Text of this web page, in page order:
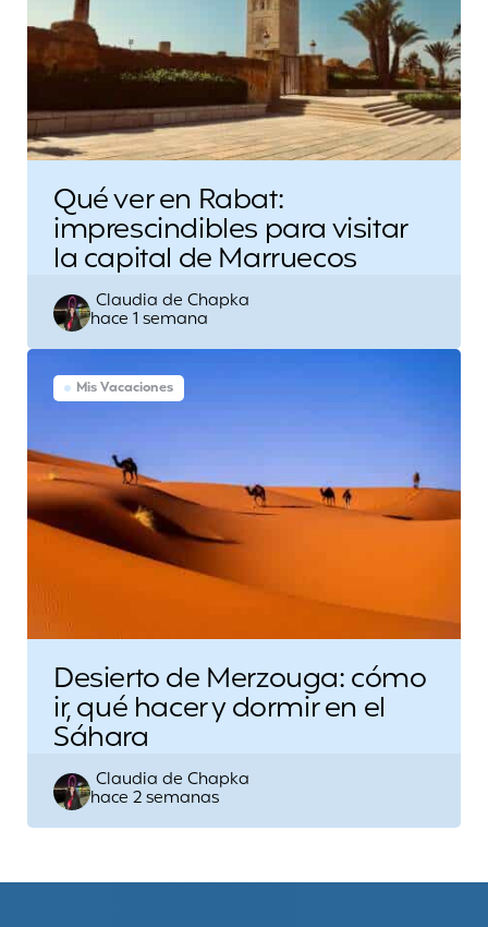
Qué ver en Rabat:
imprescindibles para visitar
la capital de Marruecos
Escrito
por
Claudia de Chapka
hace 1 semana
Mis Vacaciones
Desierto de Merzouga: cómo
ir, qué hacer y dormir en el
Sáhara
Escrito
por
Claudia de Chapka
hace 2 semanas